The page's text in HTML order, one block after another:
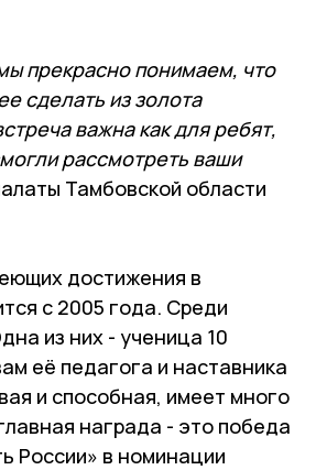
прекрасно понимаем, что
сделать из золота
важна как для ребят,
рассмотреть ваши
Тамбовской области
достижения в
с 2005 года. Среди
из них - ученица 10
её педагога и наставника
и способная, имеет много
награда - это победа
России» в номинации